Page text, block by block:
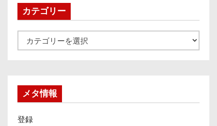
ブカテゴリー
テ
メタ情報
登録